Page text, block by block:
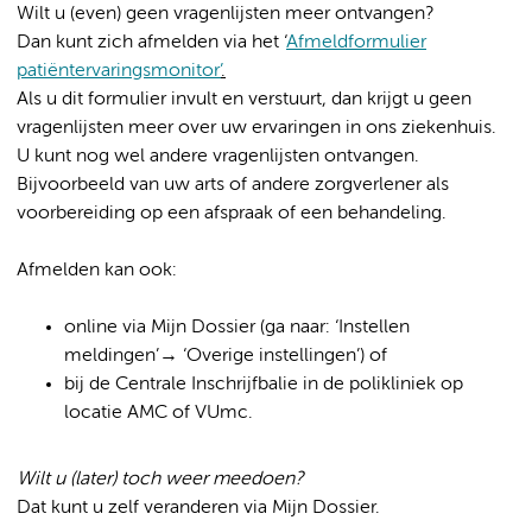
Wilt u (even) geen vragenlijsten meer ontvangen?
Dan kunt zich afmelden via het ‘Afmeldformulier
patiëntervaringsmonitor’.
Als u dit formulier invult en verstuurt, dan krijgt u geen
vragenlijsten meer over uw ervaringen in ons ziekenhuis.
U kunt nog wel andere vragenlijsten ontvangen.
Bijvoorbeeld van uw arts of andere zorgverlener als
voorbereiding op een afspraak of een behandeling.
Afmelden kan ook:
online via Mijn Dossier (ga naar: ‘Instellen
meldingen’→ ‘Overige instellingen’) of
bij de Centrale Inschrijfbalie in de polikliniek op
locatie AMC of VUmc.
Wilt u (later) toch weer meedoen?
Dat kunt u zelf veranderen via Mijn Dossier.